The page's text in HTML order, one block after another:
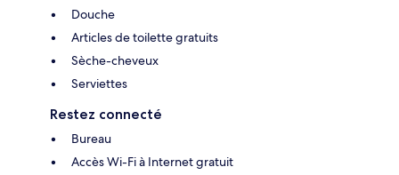
Douche
Articles de toilette gratuits
Sèche-cheveux
Serviettes
Restez connecté
Bureau
Accès Wi-Fi à Internet gratuit